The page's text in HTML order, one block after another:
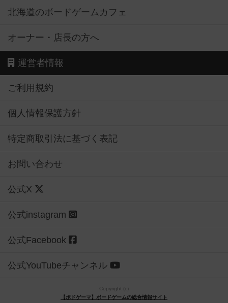
北海道のボードゲームカフェ
オーナー・店長の方へ
運営者情報
ご利用規約
個人情報保護方針
特定商取引法に基づく表記
お問い合わせ
公式X
公式instagram
公式Facebook
公式YouTubeチャンネル
Copyright (c)
【ボドゲーマ】ボードゲームの総合情報サイト